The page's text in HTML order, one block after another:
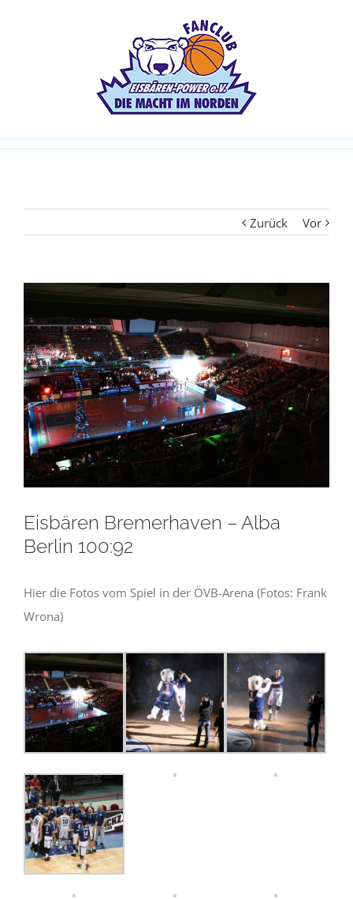
Zurück Vor
Eisbären Bremerhaven – Alba
Berlin 100:92
Hier die Fotos vom Spiel in der ÖVB-Arena (Fotos: Frank
Wrona)